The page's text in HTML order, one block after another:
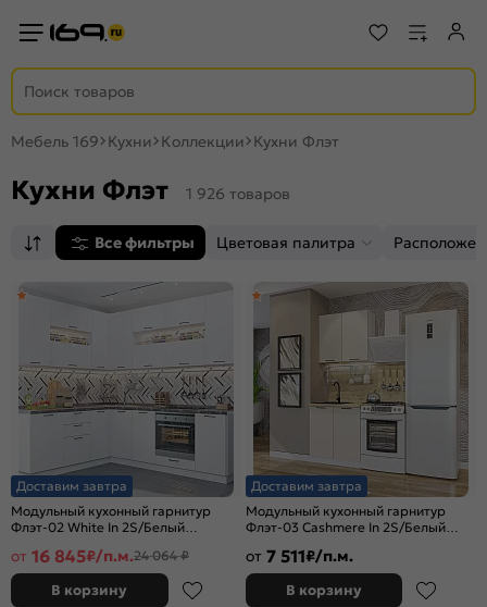
Мебель 169 Кухни Коллекции Кухни Флэт
Кухни Флэт 1 926 товаров
Все фильтры Цветовая палитра
Доставим завтра
Модульный кухонный гарнитур
Флэт-02 White In 2S/Белый
от 16 845₽/п.м.24 064 ₽
В корзину
Доставим завтра
Модульный кухонный гарнитур
Флэт-03 Cashmere In 2S/Белый
от 7 511₽/п.м.
В корзину